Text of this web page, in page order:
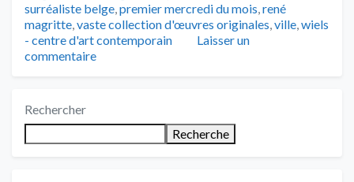
surréaliste belge,premier mercredi du mois,rené
magritte,vaste collection d'œuvres originales,ville,wiels
- centre d'art contemporain
Laisser un
commentaire
Rechercher
Recherche